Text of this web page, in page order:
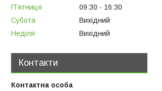
Пʼятниця
09:30
16:30
Субота
Вихідний
Неділя
Вихідний
Контакти